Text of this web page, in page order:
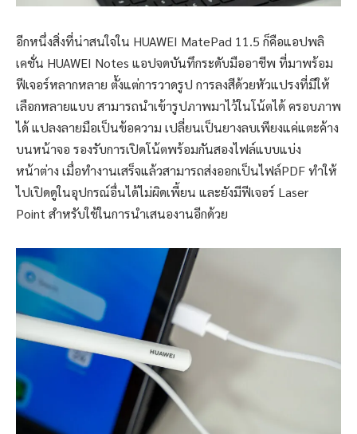
อีกหนึ่งสิ่งที่น่าสนใจใน HUAWEI MatePad 11.5 ก็คือแอปพลิ
เคชั่น HUAWEI Notes แอปจดบันทึกระดับมืออาชีพ ที่มาพร้อม
ฟีเจอร์หลากหลาย ตั้งแต่การวาดรูป การลงสีด้วยหัวแปรงที่มีให้
เลือกหลายแบบ สามารถนำเข้ารูปภาพมาไว้ในโน้ตได้ ครอบภาพ
ได้ แปลงลายมือเป็นข้อความ เปลี่ยนเป็นยางลบเพียงแค่แตะค้าง
บนหน้าจอ รองรับการเปิดโน้ตพร้อมกันสองไฟล์แบบแบ่ง
หน้าต่าง เมื่อทำงานเสร็จแล้วสามารถส่งออกเป็นไฟล์PDF ทำให้
ไปเปิดดูในอุปกรณ์อื่นได้ไม่ผิดเพี้ยน และยังมีฟีเจอร์ Laser
Point สำหรับใช้ในการนำเสนองานอีกด้วย